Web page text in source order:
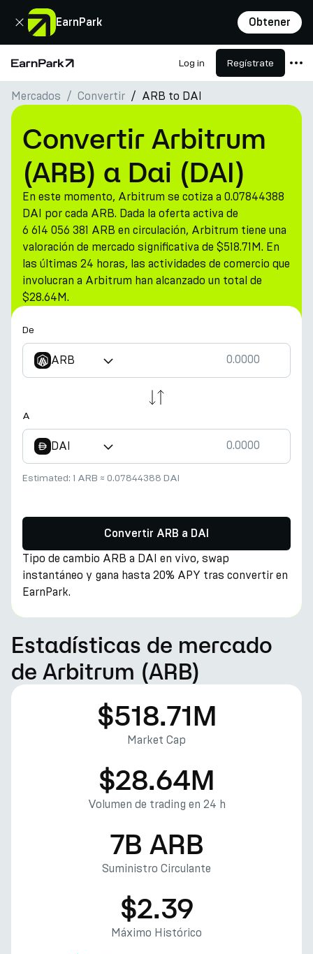
EarnPark Obtener
Cerrar
Página de inicio Log in Regístrate
Productos
Mercados
Calculadoras
PARK Token
Recursos
Compañía
Mercados Convertir ARB to DAI
Convertir Arbitrum
(ARB) a Dai (DAI)
En este momento, Arbitrum se cotiza a 0.07844388
DAI por cada ARB. Dada la oferta activa de
6 614 056 381 ARB en circulación, Arbitrum tiene una
valoración de mercado significativa de $518.71M. En
las últimas 24 horas, las actividades de comercio que
involucran a Arbitrum han alcanzado un total de
$28.64M.
De
ARB
A
DAI
Estimated: 1 ARB ≈ 0.07844388 DAI
Convertir ARB a DAI
Tipo de cambio ARB a DAI en vivo, swap
instantáneo y gana hasta 20% APY tras convertir en
EarnPark.
Estadísticas de mercado
de Arbitrum (ARB)
$518.71M
Market Cap
$28.64M
Volumen de trading en 24 h
7B ARB
Suministro Circulante
$2.39
Máximo Histórico